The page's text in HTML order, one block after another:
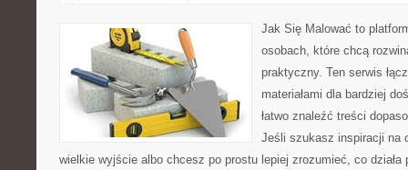
Jak Się Malować to
osobach, które chcą
praktyczny. Ten serwis
materiałami dla bardziej
łatwo znaleźć treści
Jeśli szukasz inspiracji na
wielkie wyjście albo chcesz po prostu lepiej zrozumieć, co działa